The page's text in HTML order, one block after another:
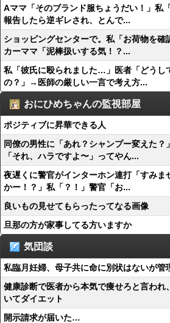
Aママ「そのブランド服ちょうだい！」私
報告したら逆ギレされ、とんで...
ショッピングセンターで。私「お荷物を確
カーママ「泥棒扱いする気！？...
私「彼氏に殴られました…」医者「どうし
の？」→医師の厳しい一言で考え方...
おにひめちゃんの監視部屋
ポジティブに昇華できる人
同僚の男性に「あれ？シャンプー変えた？
「それ、ハラですよ〜」ってやん...
夜遅くに警官がインターホン連打「すみま
かー！？」私「？！」警官「お...
良いもの見せてもらったってなる画像
旦那の方が家事してる方いますか
気団談
私臨月妊婦、母子共に命に別状はないが管
健康診断で医者から本気で痩せろと言われ
いてダイエット
開示請求が届いた…